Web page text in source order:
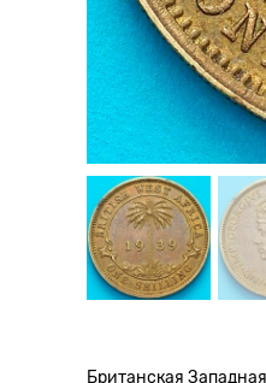
Британская